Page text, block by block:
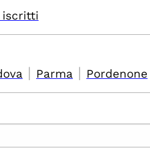
iscritti
| Parma | Pordenone